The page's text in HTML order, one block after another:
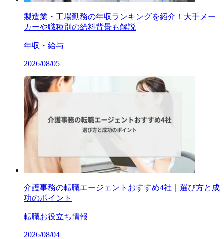
製造業・工場勤務の年収ランキングを紹介！大手メー
カーや職種別の給料背景も解説
年収・給与
2026/08/05
介護事務の転職エージェントおすすめ4社｜選び方と成
功のポイント
転職お役立ち情報
2026/08/04